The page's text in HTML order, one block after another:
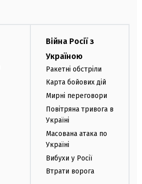
Війна Росії з
Україною
Ракетні обстріли
Карта бойових дій
Мирні переговори
Повітряна тривога в
Україні
Масована атака по
Україні
Вибухи у Росії
Втрати ворога